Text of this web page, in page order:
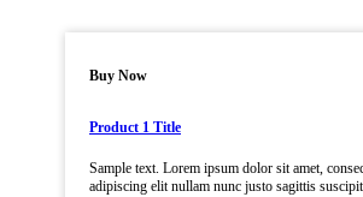
Buy Now
Product 1 Title
Sample text. Lorem ipsum dolor sit amet,
adipiscing elit nullam nunc justo sagittis